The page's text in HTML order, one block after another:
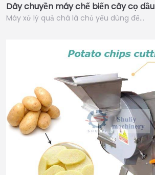
Dây chuyền máy chế biến cây cọ dầu
Máy xử lý quả chà là chủ yếu dùng để…